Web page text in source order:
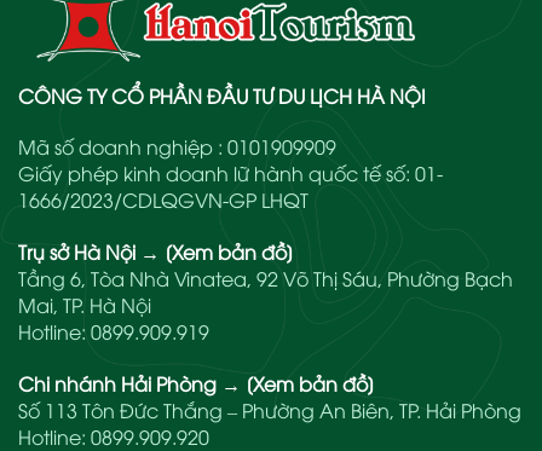
CÔNG TY CỔ PHẦN ĐẦU TƯ DU LỊCH HÀ NỘI
Mã số doanh nghiệp : 0101909909
Giấy phép kinh doanh lữ hành quốc tế số: 01-
1666/2023/CDLQGVN-GP LHQT
Trụ sở Hà Nội → [Xem bản đồ]
Tầng 6, Tòa Nhà Vinatea, 92 Võ Thị Sáu, Phường Bạch
Mai, TP. Hà Nội
Hotline: 0899.909.919
Chi nhánh Hải Phòng → [Xem bản đồ]
Số 113 Tôn Đức Thắng – Phường An Biên, TP. Hải Phòng
Hotline: 0899.909.920